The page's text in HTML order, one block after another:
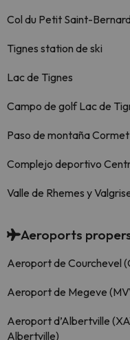
Col du Petit Saint-
Tignes station de ski
Lac de Tignes
Campo de golf Lac de
Paso de montaña
Complejo deportivo
Valle de Rhemes y
Aeroports
Aeroport de Courchevel
Aeroport de Megeve
Aeroport d’Albertville
Albertville)